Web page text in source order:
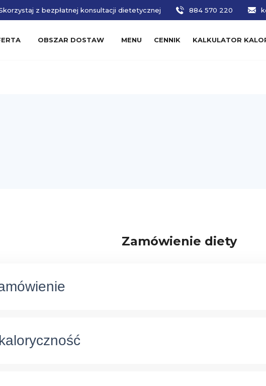
z bezpłatnej konsultacji dietetycznej 884 570 220
OBSZAR DOSTAW MENU CENNIK KALKULATOR
Zamówienie diety